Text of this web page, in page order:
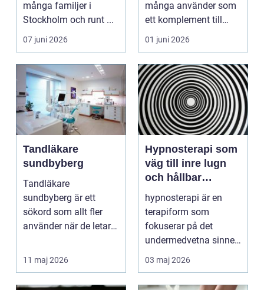
många familjer i
Stockholm och runt ...
07 juni 2026
många använder som
ett komplement till
annan vård. Foku...
01 juni 2026
Tandläkare
sundbyberg
Tandläkare
sundbyberg är ett
sökord som allt fler
använder när de letar
tillgänglig ...
11 maj 2026
Hypnosterapi som
väg till inre lugn
och hållbar
förändring
hypnosterapi är en
terapiform som
fokuserar på det
undermedvetna sinnet
för att skapa djup och
hållb...
03 maj 2026